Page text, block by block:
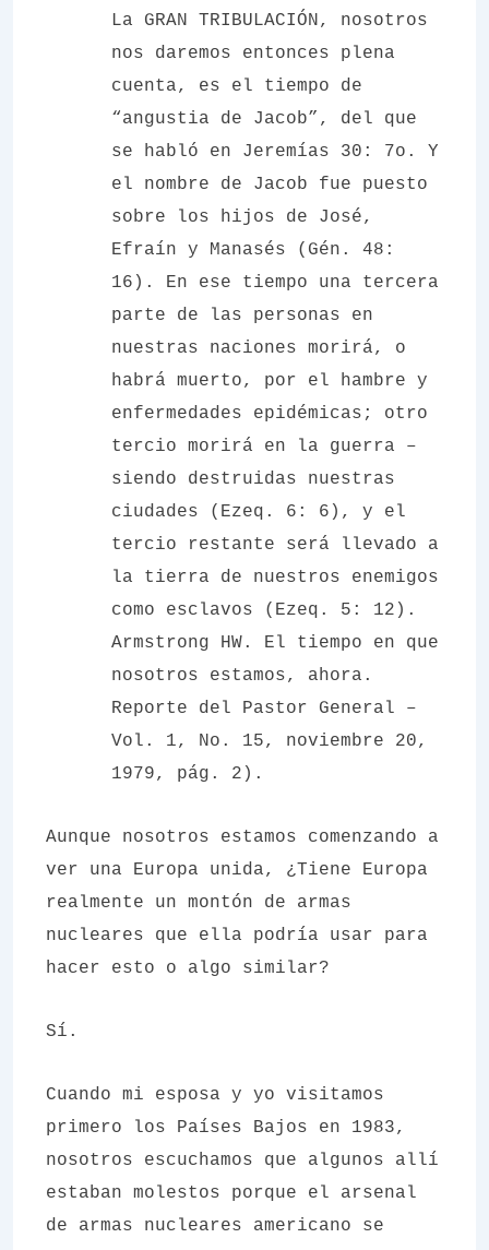
La GRAN TRIBULACIÓN, nosotros
nos daremos entonces plena
cuenta, es el tiempo de
“angustia de Jacob”, del que
se habló en Jeremías 30: 7o. Y
el nombre de Jacob fue puesto
sobre los hijos de José,
Efraín y Manasés (Gén. 48:
16). En ese tiempo una tercera
parte de las personas en
nuestras naciones morirá, o
habrá muerto, por el hambre y
enfermedades epidémicas; otro
tercio morirá en la guerra –
siendo destruidas nuestras
ciudades (Ezeq. 6: 6), y el
tercio restante será llevado a
la tierra de nuestros enemigos
como esclavos (Ezeq. 5: 12).
Armstrong HW. El tiempo en que
nosotros estamos, ahora.
Reporte del Pastor General –
Vol. 1, No. 15, noviembre 20,
1979, pág. 2).
Aunque nosotros estamos comenzando a
ver una Europa unida, ¿Tiene Europa
realmente un montón de armas
nucleares que ella podría usar para
hacer esto o algo similar?
Sí.
Cuando mi esposa y yo visitamos
primero los Países Bajos en 1983,
nosotros escuchamos que algunos allí
estaban molestos porque el arsenal
de armas nucleares americano se